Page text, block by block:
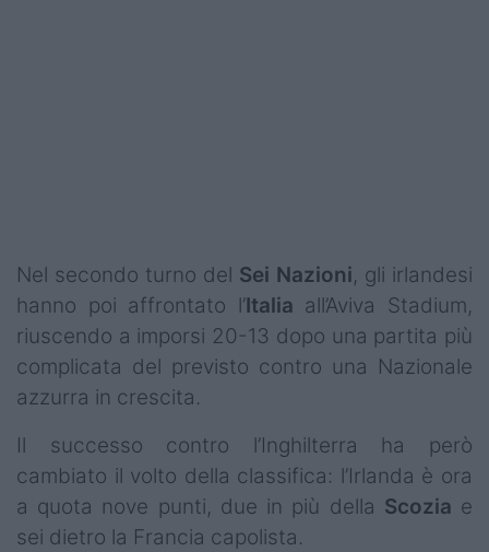
Nel secondo turno del Sei Nazioni, gli irlandesi
hanno poi affrontato l’Italia all’Aviva Stadium,
riuscendo a imporsi 20-13 dopo una partita più
complicata del previsto contro una Nazionale
azzurra in crescita.
Il successo contro l’Inghilterra ha però
cambiato il volto della classifica: l’Irlanda è ora
a quota nove punti, due in più della Scozia e
sei dietro la Francia capolista.